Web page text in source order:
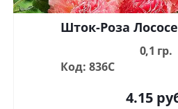
Шток-Роза
0,1 гр.
Код: 836С
4.15